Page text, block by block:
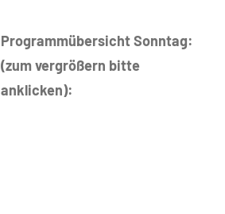
Programmübersicht Sonntag:
(zum vergrößern bitte
anklicken):